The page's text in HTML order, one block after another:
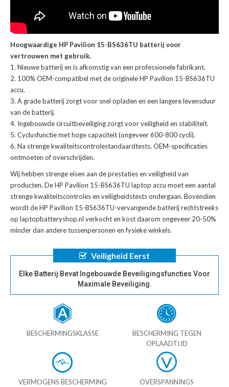
Hoogwaardige HP Pavilion 15-BS636TU batterij voor
vertrouwen met gebruik.
Nieuwe batterij en is afkomstig van een professionele fabrikant.
100% OEM-compatibel met deoriginele HP Pavilion 15-BS636TU
accu.
A grade batterij zorgt voor snel opladen en een langere levensduur
van de batterij.
Ingebouwde circuitbeveiliging zorgt voor veiligheid en stabiliteit.
Cyclusfunctie met hoge capaciteit (ongeveer 600-800 cycli).
Na strenge kwaliteitscontrolestandaardtests, OEM-specificaties
ontmoeten of overschrijden.
Wij hebben strenge eisen aan de prestaties en veiligheid van
producten. DeHP Pavilion 15-BS636TU laptop accu moet een aantal
strenge kwaliteitscontroles en veiligheidstests ondergaan. Bovendien
wordt deHP Pavilion 15-BS636TU-vervangende batterijrechtstreeks
op laptopbatteryshop.nl verkocht en kost daarom ongeveer 20-50%
minder dan andere tussenpersonen en fysieke winkels.
Veiligheid Eerst
Elke Batterij Bevat Ingebouwde Beveiligingsfuncties Voor
Maximale Beveiliging.
BESCHERMINGSKLASSE
BESCHERMING TEGEN
OPLAADTIJD
VERMOGENS BESCHERMING
OVERSPANNINGS